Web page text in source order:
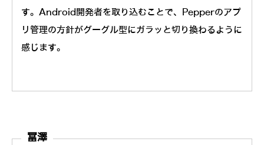
す。Android開発者を取り込むことで、Pepperのアプ
リ管理の方針がグーグル型にガラッと切り換わるように
感じます。
冨澤